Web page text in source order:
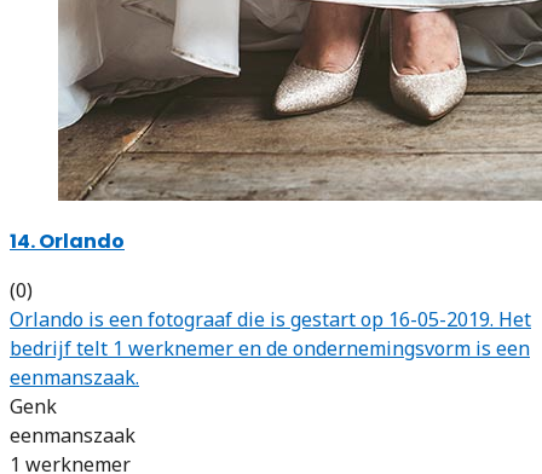
14. Orlando
(0)
Orlando is een fotograaf die is gestart op 16-05-2019. Het
bedrijf telt 1 werknemer en de ondernemingsvorm is een
eenmanszaak.
Genk
eenmanszaak
1 werknemer